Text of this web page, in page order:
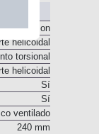
McPherson
helicoidal
torsional
helicoidal
Sí
Sí
ventilado
240 mm